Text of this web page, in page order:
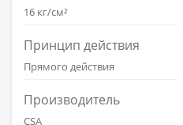
16 кг/см²
Принцип действия
Прямого действия
Производитель
CSA